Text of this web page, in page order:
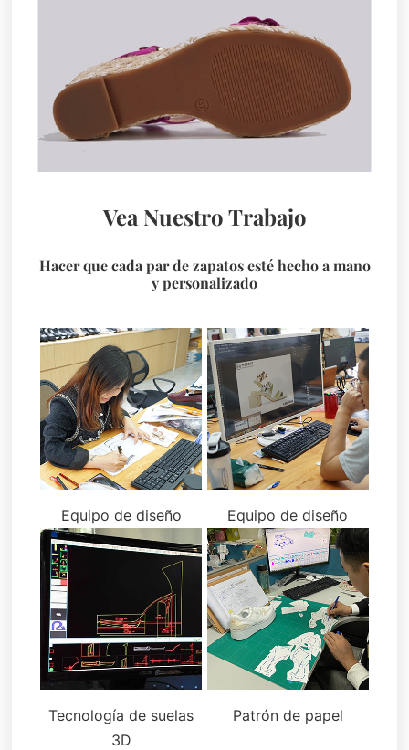
Vea Nuestro Trabajo
Hacer que cada par de zapatos esté hecho a mano
y personalizado
Equipo de diseño Equipo de diseño
Tecnología de suelas
3D
Patrón de papel